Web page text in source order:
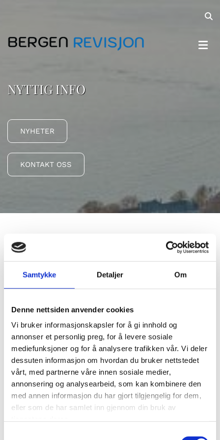
Samtykke Detaljer Om
Denne nettsiden anvender cookies
Vi bruker informasjonskapsler for å gi innhold og
annonser et personlig preg, for å levere sosiale
mediefunksjoner og for å analysere trafikken vår. Vi deler
dessuten informasjon om hvordan du bruker nettstedet
vårt, med partnerne våre innen sosiale medier,
annonsering og analysearbeid, som kan kombinere den
med annen informasjon du har gjort tilgjengelig for dem,
eller som de har samlet inn gjennom din bruk av
NYTTIG INFO
NYHETER
KONTAKT OSS
AKTUELLE LENKER OM REGNSKAP,
SKATT OG AVGIFT
Brønnøysundregistrene:Innformasjon om alle norske
selskaper, m.m.
Lovdata:
Norges lover og forskrifter. Her publiseres også
alle høyesterettsdommer
Skatteetaten:Informasjon om skatt, mva, arveavgift og
arbeidsgiveravgift
Skatteetaten:
Merverdiavgiftshåndboken